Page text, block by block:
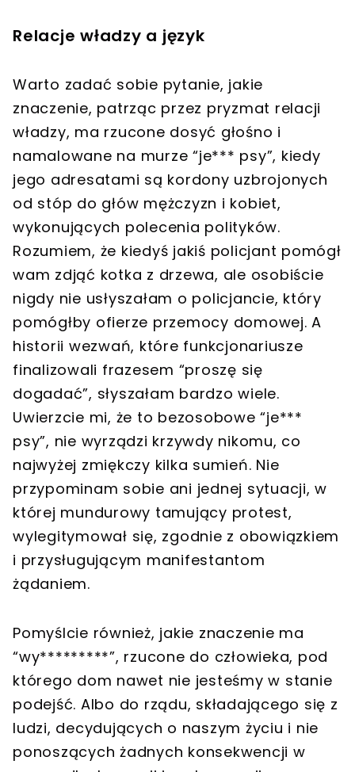
Relacje władzy a język
Warto zadać sobie pytanie, jakie
znaczenie, patrząc przez pryzmat relacji
władzy, ma rzucone dosyć głośno i
namalowane na murze “je*** psy”, kiedy
jego adresatami są kordony uzbrojonych
od stóp do głów mężczyzn i kobiet,
wykonujących polecenia polityków.
Rozumiem, że kiedyś jakiś policjant pomógł
wam zdjąć kotka z drzewa, ale osobiście
nigdy nie usłyszałam o policjancie, który
pomógłby ofierze przemocy domowej. A
historii wezwań, które funkcjonariusze
finalizowali frazesem “proszę się
dogadać”, słyszałam bardzo wiele.
Uwierzcie mi, że to bezosobowe “je***
psy”, nie wyrządzi krzywdy nikomu, co
najwyżej zmiękczy kilka sumień. Nie
przypominam sobie ani jednej sytuacji, w
której mundurowy tamujący protest,
wylegitymował się, zgodnie z obowiązkiem
i przysługującym manifestantom
żądaniem.
Pomyślcie również, jakie znaczenie ma
“wy*********”, rzucone do człowieka, pod
którego dom nawet nie jesteśmy w stanie
podejść. Albo do rządu, składającego się z
ludzi, decydujących o naszym życiu i nie
ponoszących żadnych konsekwencji w